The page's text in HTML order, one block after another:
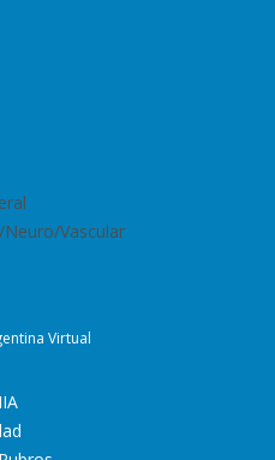
Vascular
Virtual